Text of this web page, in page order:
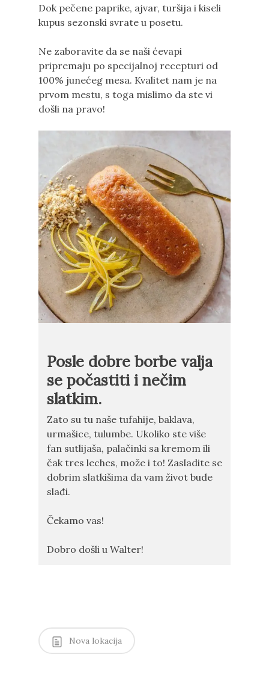
Dok pečene paprike, ajvar, turšija i kiseli
kupus sezonski svrate u posetu.
Ne zaboravite da se naši ćevapi
pripremaju po specijalnoj recepturi od
100% junećeg mesa. Kvalitet nam je na
prvom mestu, s toga mislimo da ste vi
došli na pravo!
Posle dobre borbe valja
se počastiti i nečim
slatkim.
Zato su tu naše tufahije, baklava,
urmašice, tulumbe. Ukoliko ste više
fan sutlijaša, palačinki sa kremom ili
čak tres leches, može i to! Zasladite se
dobrim slatkišima da vam život bude
slađi.
Čekamo vas!
Dobro došli u Walter!
Nova lokacija